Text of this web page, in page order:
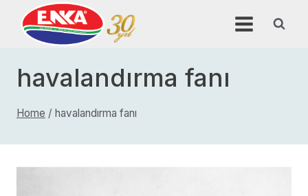
content
havalandırma fanı
Home / havalandırma fanı